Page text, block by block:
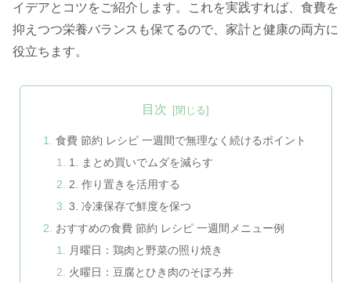
イデアとコツをご紹介します。これを実践すれば、食費を
抑えつつ栄養バランスも保てるので、家計と健康の両方に
役立ちます。
目次
食費 節約 レシピ 一週間で無理なく続けるポイント
1. まとめ買いでムダを減らす
2. 作り置きを活用する
3. 冷凍保存で鮮度を保つ
おすすめの食費 節約 レシピ 一週間メニュー例
月曜日：鶏肉と野菜の照り焼き
火曜日：豆腐とひき肉のそぼろ丼